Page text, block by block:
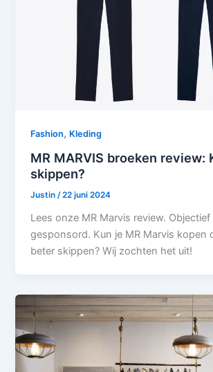
Fashion, Kleding
MR MARVIS broeken review:
skippen?
Justin/22 juni 2024
Lees onze MR Marvis review.
gesponsord. Kun je MR Marvis kopen
beter skippen? Wij zochten het uit!